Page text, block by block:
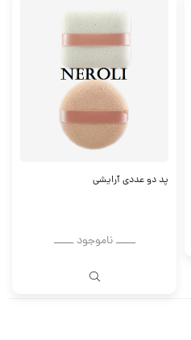
پد دو عددی آرایشی
ــــــ ناموجود ــــــ